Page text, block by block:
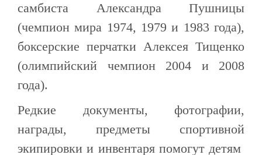
самбиста Александра Пушницы
(чемпион мира 1974, 1979 и 1983 года),
боксерские перчатки Алексея Тищенко
(олимпийский чемпион 2004 и 2008
года).
Редкие документы, фотографии,
награды, предметы спортивной
экипировки и инвентаря помогут детям